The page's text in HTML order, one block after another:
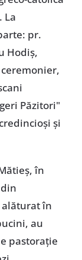
La
pr.
Hodiș,
Păzitori"
și
în
alăturat în
au
pastorație